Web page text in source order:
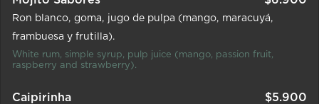
Ron blanco goma jugo de pulpa (mango
maracuyá
frambuesa y frutilla).
White rum, simple syrup, pulp juice (mango, passion fruit,
raspberry and strawberry).
Caipirinha $5.900